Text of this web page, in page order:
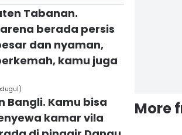
Tabanan.
berada persis
dan nyaman,
kamu juga
Bangli. Kamu bisa
kamar vila
More